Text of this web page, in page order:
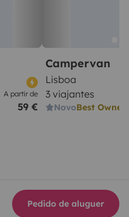
A partir de
59 €
Campervan
Lisboa
3 viajantes
NovoBest Owner
Pedido de aluguer